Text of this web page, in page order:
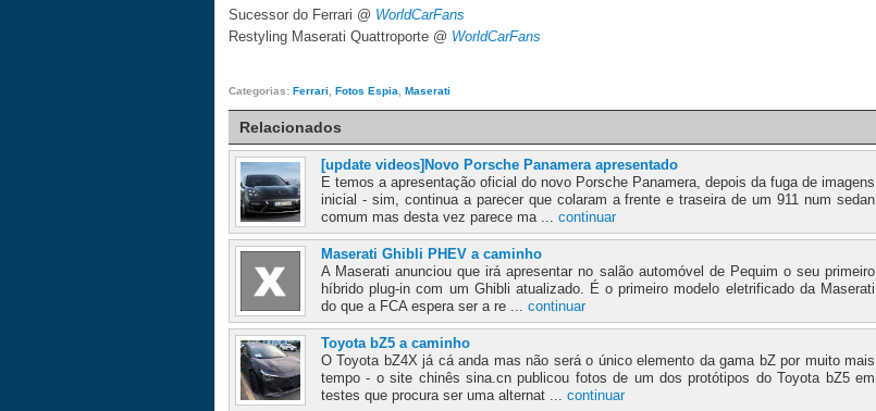
Sucessor do Ferrari @ WorldCarFans
Restyling Maserati Quattroporte @ WorldCarFans
Categorias: Ferrari Fotos Espia Maserati
Relacionados
[update videos]Novo Porsche Panamera apresentado
E temos a apresentação oficial do novo Porsche Panamera, depois da fuga de imagens
inicial - sim, continua a parecer que colaram a frente e traseira de um 911 num sedan
comum mas desta vez parece ma ... continuar
Maserati Ghibli PHEV a caminho
A Maserati anunciou que irá apresentar no salão automóvel de Pequim o seu primeiro
híbrido plug-in com um Ghibli atualizado. É o primeiro modelo eletrificado da Maserati
do que a FCA espera ser a re ... continuar
Toyota bZ5 a caminho
O Toyota bZ4X já cá anda mas não será o único elemento da gama bZ por muito mais
tempo - o site chinês sina.cn publicou fotos de um dos protótipos do Toyota bZ5 em
testes que procura ser uma alternat ... continuar